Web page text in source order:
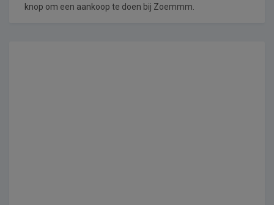
knop om een aankoop te doen bij Zoemmm.